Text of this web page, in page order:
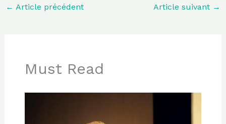
← Article précédent Article suivant →
Must Read